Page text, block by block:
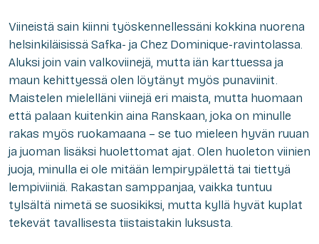
Viineistä sain kiinni työskennellessäni kokkina nuorena
helsinkiläisissä Safka- ja Chez Dominique-ravintolassa.
Aluksi join vain valkoviinejä, mutta iän karttuessa ja
maun kehittyessä olen löytänyt myös punaviinit.
Maistelen mielelläni viinejä eri maista, mutta huomaan
että palaan kuitenkin aina Ranskaan, joka on minulle
rakas myös ruokamaana – se tuo mieleen hyvän ruuan
ja juoman lisäksi huolettomat ajat. Olen huoleton viinien
juoja, minulla ei ole mitään lempirypälettä tai tiettyä
lempiviiniä. Rakastan samppanjaa, vaikka tuntuu
tylsältä nimetä se suosikiksi, mutta kyllä hyvät kuplat
tekevät tavallisesta tiistaistakin luksusta.